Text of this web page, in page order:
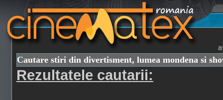
Cautare stiri din divertisment, lumea mondena si
Rezultatele cautarii: